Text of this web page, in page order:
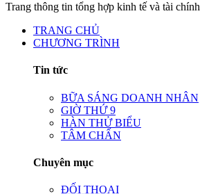
Trang thông tin tổng hợp kinh tế và tài chính
TRANG CHỦ
CHƯƠNG TRÌNH
Tin tức
BỮA SÁNG DOANH NHÂN
GIỜ THỨ 9
HÀN THỬ BIỂU
TÂM CHẤN
Chuyên mục
ĐỐI THOẠI